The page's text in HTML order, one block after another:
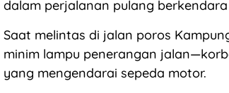
dalam perjalanan pulang
Saat melintas di jalan poros
minim lampu penerangan
yang mengendarai sepeda motor.